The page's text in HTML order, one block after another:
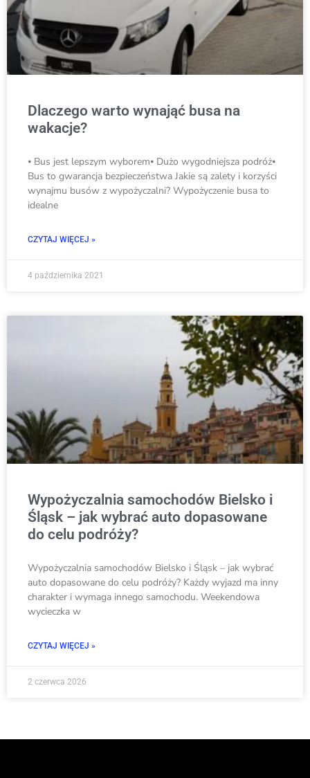
Dlaczego warto wynająć busa na
wakacje?
⦁ Bus jest lepszym wyborem⦁ Dużo wygodniejsza podróż⦁
Bus to gwarancja bezpieczeństwa Jakie są zalety i korzyści
wynajmu busów z wypożyczalni? Wypożyczenie busa to
idealne
CZYTAJ WIĘCEJ »
4 października 2021
Wypożyczalnia samochodów Bielsko i
Śląsk – jak wybrać auto dopasowane
do celu podróży?
Wypożyczalnia samochodów Bielsko i Śląsk – jak wybrać
auto dopasowane do celu podróży? Każdy wyjazd ma inny
charakter i wymaga innego samochodu. Weekendowa
wycieczka w
CZYTAJ WIĘCEJ »
2 czerwca 2026